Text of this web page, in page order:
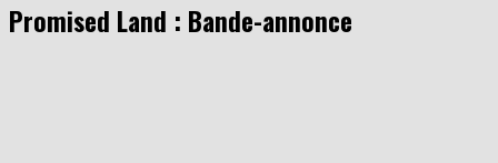
Promised Land : Bande-annonce